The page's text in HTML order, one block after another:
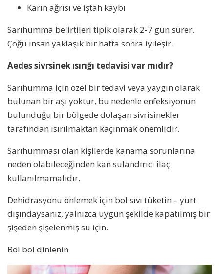
Karın ağrısı ve iştah kaybı
Sarıhumma belirtileri tipik olarak 2-7 gün sürer.
Çoğu insan yaklaşık bir hafta sonra iyileşir.
Aedes sivrsinek ısırığı tedavisi var mıdır?
Sarıhumma için özel bir tedavi veya yaygın olarak
bulunan bir aşı yoktur, bu nedenle enfeksiyonun
bulunduğu bir bölgede dolaşan sivrisinekler
tarafından ısırılmaktan kaçınmak önemlidir.
Sarıhumması olan kişilerde kanama sorunlarına
neden olabileceğinden kan sulandırıcı ilaç
kullanılmamalıdır.
Dehidrasyonu önlemek için bol sıvı tüketin – yurt
dışındaysanız, yalnızca uygun şekilde kapatılmış bir
şişeden şişelenmiş su için.
Bol bol dinlenin